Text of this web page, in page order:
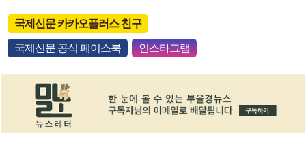
국제신문 카카오플러스 친구
국제신문 공식 페이스북 인스타그램